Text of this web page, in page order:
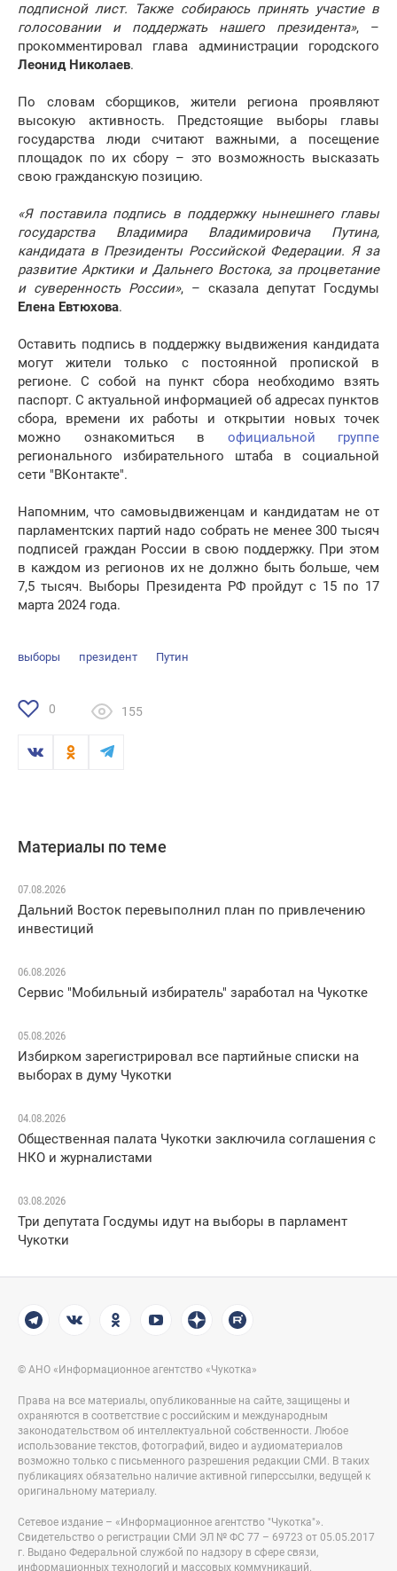
подписной лист. Также собираюсь принять участие в
голосовании и поддержать нашего президента», –
прокомментировал глава администрации городского
Леонид Николаев.
По словам сборщиков, жители региона проявляют
высокую активность. Предстоящие выборы главы
государства люди считают важными, а посещение
площадок по их сбору – это возможность высказать
свою гражданскую позицию.
«Я поставила подпись в поддержку нынешнего главы
государства Владимира Владимировича Путина,
кандидата в Президенты Российской Федерации. Я за
развитие Арктики и Дальнего Востока, за процветание
и суверенность России», – сказала депутат Госдумы
Елена Евтюхова.
Оставить подпись в поддержку выдвижения кандидата
могут жители только с постоянной пропиской в
регионе. С собой на пункт сбора необходимо взять
паспорт. С актуальной информацией об адресах пунктов
сбора, времени их работы и открытии новых точек
можно ознакомиться в официальной группе
регионального избирательного штаба в социальной
сети "ВКонтакте".
Напомним, что самовыдвиженцам и кандидатам не от
парламентских партий надо собрать не менее 300 тысяч
подписей граждан России в свою поддержку. При этом
в каждом из регионов их не должно быть больше, чем
7,5 тысяч. Выборы Президента РФ пройдут с 15 по 17
марта 2024 года.
выборы президент Путин
0 155
Материалы по теме
07.08.2026
Дальний Восток перевыполнил план по привлечению
инвестиций
06.08.2026
Сервис "Мобильный избиратель" заработал на Чукотке
05.08.2026
Избирком зарегистрировал все партийные списки на
выборах в думу Чукотки
04.08.2026
Общественная палата Чукотки заключила соглашения с
НКО и журналистами
03.08.2026
Три депутата Госдумы идут на выборы в парламент
Чукотки
© АНО «Информационное агентство «Чукотка»
Права на все материалы, опубликованные на сайте, защищены и
охраняются в соответствие с российским и международным
законодательством об интеллектуальной собственности. Любое
использование текстов, фотографий, видео и аудиоматериалов
возможно только с письменного разрешения редакции СМИ. В таких
публикациях обязательно наличие активной гиперссылки, ведущей к
оригинальному материалу.
Сетевое издание – «Информационное агентство "Чукотка"».
Свидетельство о регистрации СМИ ЭЛ № ФС 77 – 69723 от 05.05.2017
г. Выдано Федеральной службой по надзору в сфере связи,
информационных технологий и массовых коммуникаций.